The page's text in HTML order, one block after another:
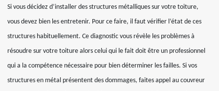
Si vous décidez d’installer des structures métalliques sur votre toiture,
vous devez bien les entretenir. Pour ce faire, il faut vérifier l’état de ces
structures habituellement. Ce diagnostic vous révèle les problèmes à
résoudre sur votre toiture alors celui qui le fait doit être un professionnel
qui a la compétence nécessaire pour bien déterminer les failles. Si vos
structures en métal présentent des dommages, faites appel au couvreur